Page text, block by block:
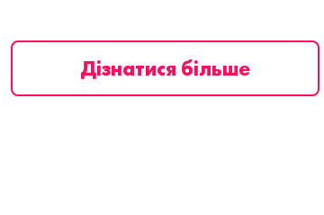
Дізнатися більше